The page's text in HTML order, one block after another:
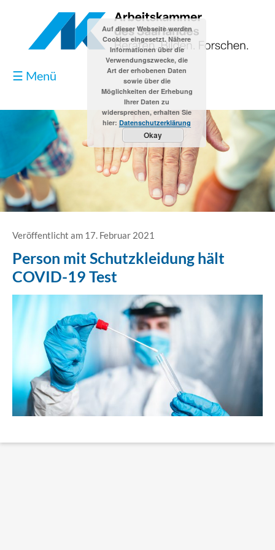
☰ Menü
Blog
Kontakt
Datenschutzerklärung
Veröffentlicht am 17. Februar 2021
Person mit Schutzkleidung hält
COVID-19 Test
Auf dieser Webseite werden
Cookies eingesetzt. Nähere
Informationen über die
Verwendungszwecke, die
Art der erhobenen Daten
sowie über die
Möglichkeiten der Erhebung
Ihrer Daten zu
widersprechen, erhalten Sie
hier: Datenschutzerklärung
Okay